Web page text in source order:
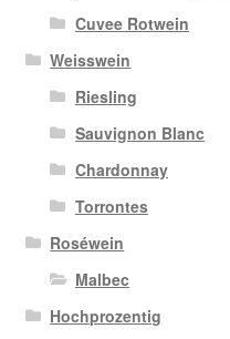
Cuvee Rotwein
Weisswein
Riesling
Sauvignon Blanc
Chardonnay
Torrontes
Roséwein
Malbec
Hochprozentig